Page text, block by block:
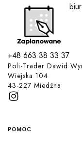
+48 663 38 33 37
Poli-Trader Dawid
Wiejska 104
43-227 Miedźna
Linki w stopce
POMOC